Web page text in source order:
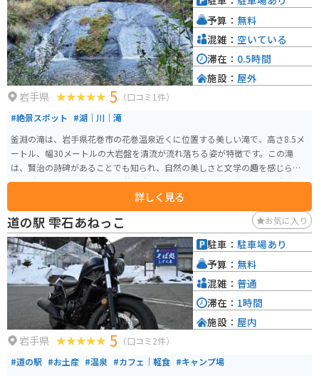
岩手県 5 （口コミ1件）
#絶景スポット #湖｜川｜滝
釜淵の滝は、岩手県花巻市の花巻温泉近くに位置する美しい滝で、高さ8.5メ
ートル、幅30メートルの大岩盤を清流が流れ落ちる姿が特徴です。この滝
は、賢治の詩碑があることでも知られ、自然の美しさと文学の趣を感じられ
る場所です。 滝の周辺には森林が広がり、木漏れ日の中を散策できる遊歩道
が整備されています。約20分の手軽な散策コースで、自然を満喫しながらゆ
ったりと歩くことができます。春から秋にかけては新緑や紅葉が楽しめます。
特に春の新緑の時期や秋の紅葉シーズンは、多くの観光客が訪れる人気スポ
ットです。花巻温泉から徒歩圏内にあるため、温泉旅行と合わせて訪れるの
にも最適です。駐車場から滝までは徒歩でアクセスでき、脚力に自信がない方
でも安心して楽しむことができます。
詳しく見る
予算： 無料
混雑： 空いている
滞在： 0.5時間
施設： 屋外
道の駅 雫石あねっこ お気に入り
岩手県 5 （口コミ2件）
#道の駅 #お土産 #温泉 #カフェ｜軽食 #キャンプ場
駐車： 駐車場あり
予算： 無料
混雑： 普通
滞在： 1時間
施設： 屋内